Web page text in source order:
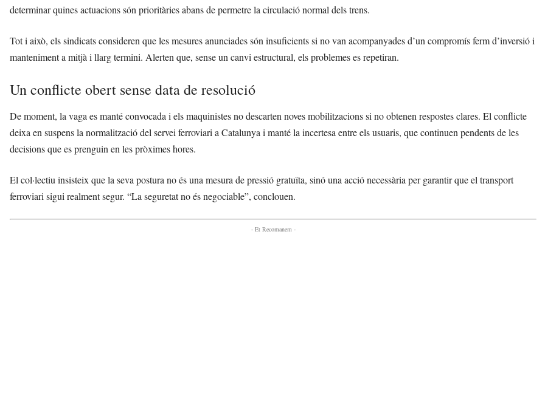
determinar quines actuacions són prioritàries abans de permetre la circulació normal dels trens.
Tot i això, els sindicats consideren que les mesures anunciades són insuficients si no van acompanyades d’un compromís ferm d’inversió i
manteniment a mitjà i llarg termini. Alerten que, sense un canvi estructural, els problemes es repetiran.
Un conflicte obert sense data de resolució
De moment, la vaga es manté convocada i els maquinistes no descarten noves mobilitzacions si no obtenen respostes clares. El conflicte
deixa en suspens la normalització del servei ferroviari a Catalunya i manté la incertesa entre els usuaris, que continuen pendents de les
decisions que es prenguin en les pròximes hores.
El col·lectiu insisteix que la seva postura no és una mesura de pressió gratuïta, sinó una acció necessària per garantir que el transport
ferroviari sigui realment segur. “La seguretat no és negociable”, conclouen.
- Et Recomanem -